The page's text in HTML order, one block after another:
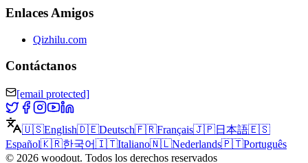
Enlaces Amigos
Qizhilu.com
Contáctanos
[email protected]
🇺🇸English🇩🇪Deutsch🇫🇷Français🇯🇵日本語🇪🇸
Español🇰🇷한국어🇮🇹Italiano🇳🇱Nederlands🇵🇹Português
© 2026 woodout. Todos los derechos reservados